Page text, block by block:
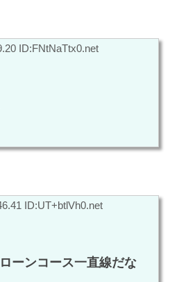
ID:FNtNaTtx0.net
ID:UT+btlVh0.net
ーンコース一直線だな